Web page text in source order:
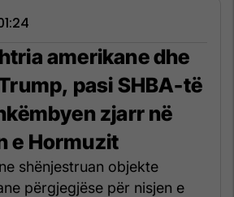
amerikane dhe
pasi SHBA-të
zjarr në
e Hormuzit
shënjestruan objekte
përgjegjëse për nisjen e